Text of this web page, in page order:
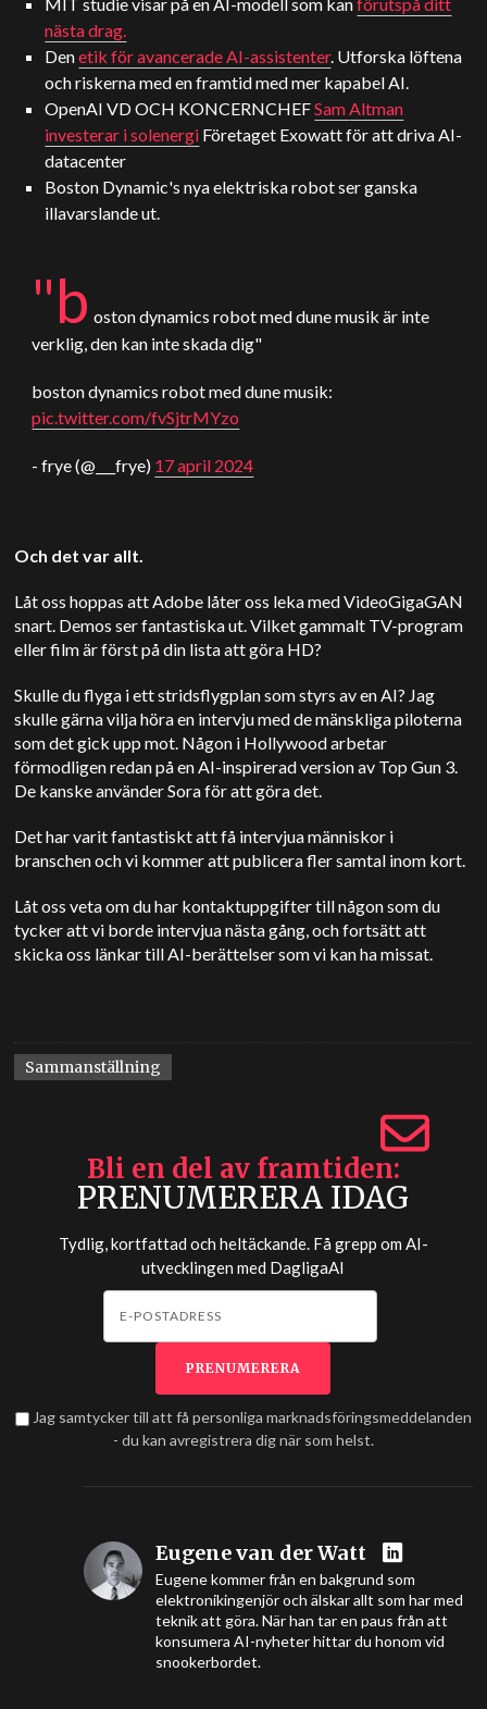
nästa drag.
Denetik för avancerade AI-assistenter. Utforska löftena
och riskerna med en framtid med mer kapabel AI.
OpenAI VD OCH KONCERNCHEFSamAltman
investerar i solenergi Företaget Exowatt för att driva AI-
datacenter
Boston Dynamic's nya elektriska robot ser ganska
illavarslande ut.
"b oston dynamics robot med dune musik är inte
verklig, den kan inte skada dig"
boston dynamics robot med dune musik:
pic.twitter.com/fvSjtrMYzo
- frye (@___frye) 17 april 2024
Och det var allt.
Låt oss hoppas att Adobe låter oss leka med VideoGigaGAN
snart. Demos ser fantastiska ut. Vilket gammalt TV-program
eller film är först på din lista att göra HD?
Skulle du flyga i ett stridsflygplan som styrs av en AI? Jag
skulle gärna vilja höra en intervju med de mänskliga piloterna
som det gick upp mot. Någon i Hollywood arbetar
förmodligen redan på en AI-inspirerad version av Top Gun 3.
De kanske använderSoraför att göra det.
Det har varit fantastiskt att få intervjua människor i
branschen och vi kommer att publicera fler samtal inom kort.
Låt oss veta om du har kontaktuppgifter till någon som du
tycker att vi borde intervjua nästa gång, och fortsätt att
skicka oss länkar till AI-berättelser som vi kan ha missat.
Sammanställning
Bli en del av framtiden
PRENUMERERA IDAG
Tydlig, kortfattad och heltäckande. Få grepp om AI-
utvecklingen med DagligaAI
Jag samtycker till att få personliga marknadsföringsmeddelanden
- du kan avregistrera dig när som helst.
Eugene van der Watt
Eugene kommer från en bakgrund som
elektronikingenjör och älskar allt som har med
teknik att göra. När han tar en paus från att
konsumera AI-nyheter hittar du honom vid
snookerbordet.